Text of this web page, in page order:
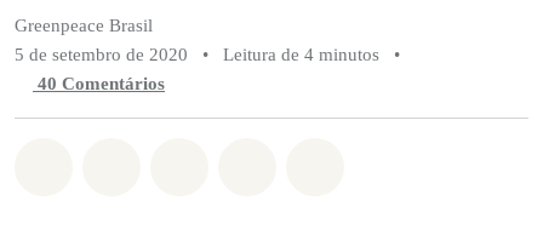
Greenpeace Brasil
5 de setembro de 2020
• Leitura de 4 minutos
•
40 Comentários